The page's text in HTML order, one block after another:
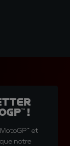
!
et
notre